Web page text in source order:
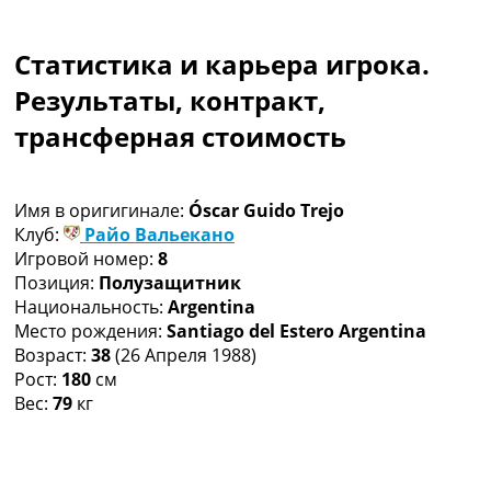
Чемпионат Мира
Украина. Премьер-Лига
Украина. Первая Лига
Лига Чемпионов
Другие Турниры >>>
Таблицы
Таблицы групп Чемпионата Мира
Украина. Премьер-Лига
Украина. Первая Лига
Лига Чемпионов. Таблицы групп
Англия. Премьер-Лига
Испания. Ла Лига
Статистика и карьера игрока.
Результаты, контракт,
трансферная стоимость
Имя в оригигинале: Óscar Guido Trejo
Клуб:
Райо Вальекано
Игровой номер: 8
Позиция: Полузащитник
Национальность: Argentina
Место рождения: Santiago del Estero Argentina
Возраст: 38(26 Апреля 1988)
Рост: 180 см
Вес: 79 кг